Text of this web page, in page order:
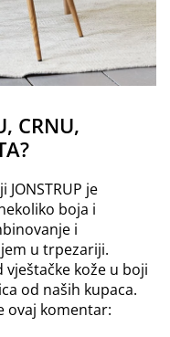
CRNU,
je
boja i
i
u trpezariji.
vještačke kože u boji
od naših kupaca.
ovaj komentar: